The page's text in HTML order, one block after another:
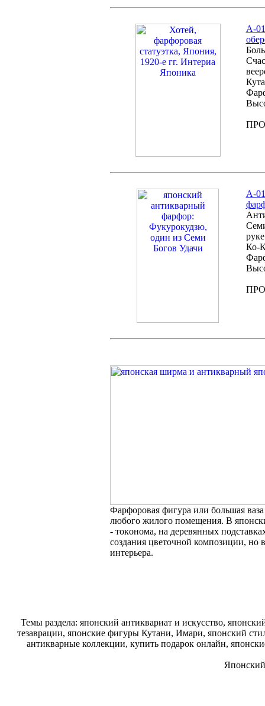
А-
А-
Ко-
Фарфоровая фигура или большая
любого жилого помещения. В
- тoкoнома, на деревянных
создания цветочной композиции, но
интерьера.
Темы раздела: японский антиквариат и искусство,
тезаврации, японские фигуры Кутани, Имари, японский
антикварные коллекции, купить подарок онлайн,